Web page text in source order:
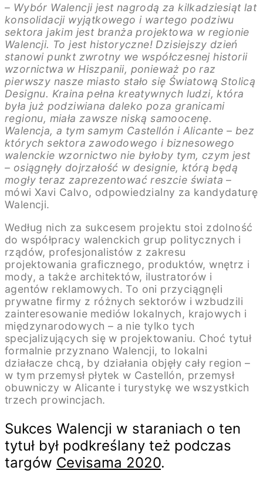
– Wybór Walencji jest nagrodą za kilkadziesiąt lat
konsolidacji wyjątkowego i wartego podziwu
sektora jakim jest branża projektowa w regionie
Walencji. To jest historyczne! Dzisiejszy dzień
stanowi punkt zwrotny we współczesnej historii
wzornictwa w Hiszpanii, ponieważ po raz
pierwszy nasze miasto stało się Światową Stolicą
Designu. Kraina pełna kreatywnych ludzi, która
była już podziwiana daleko poza granicami
regionu, miała zawsze niską samoocenę.
Walencja, a tym samym Castellón i Alicante – bez
których sektora zawodowego i biznesowego
walenckie wzornictwo nie byłoby tym, czym jest
– osiągnęły dojrzałość w designie, którą będą
mogły teraz zaprezentować reszcie świata –
mówi Xavi Calvo, odpowiedzialny za kandydaturę
Walencji.
Według nich za sukcesem projektu stoi zdolność
do współpracy walenckich grup politycznych i
rządów, profesjonalistów z zakresu
projektowania graficznego, produktów, wnętrz i
mody, a także architektów, ilustratorów i
agentów reklamowych. To oni przyciągnęli
prywatne firmy z różnych sektorów i wzbudzili
zainteresowanie mediów lokalnych, krajowych i
międzynarodowych – a nie tylko tych
specjalizujących się w projektowaniu. Choć tytuł
formalnie przyznano Walencji, to lokalni
działacze chcą, by działania objęły cały region –
w tym przemysł płytek w Castellón, przemysł
obuwniczy w Alicante i turystykę we wszystkich
trzech prowincjach.
Sukces Walencji w staraniach o ten
tytuł był podkreślany też podczas
targów Cevisama 2020.